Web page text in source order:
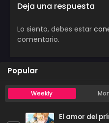
Deja una respuesta
Lo siento, debes estar
comentario.
Popular
Weekly
El amor del